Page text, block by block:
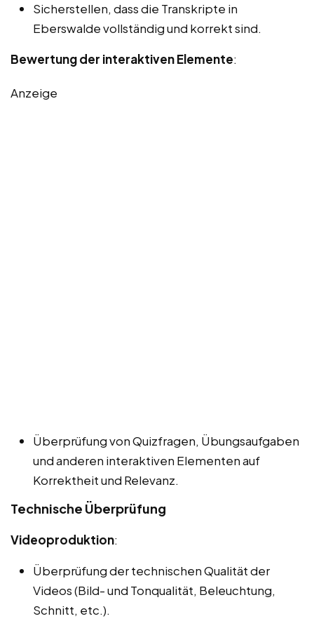
Sicherstellen, dass die Transkripte in
Eberswalde vollständig und korrekt sind.
Bewertung der interaktiven Elemente:
Anzeige
Überprüfung von Quizfragen, Übungsaufgaben
und anderen interaktiven Elementen auf
Korrektheit und Relevanz.
Technische Überprüfung
Videoproduktion:
Überprüfung der technischen Qualität der
Videos (Bild- und Tonqualität, Beleuchtung,
Schnitt, etc.).